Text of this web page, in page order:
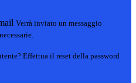
Verrà inviato un messaggio
Effettua il reset della password